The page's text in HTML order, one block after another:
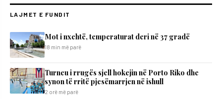
LAJMET E FUNDIT
Mot i nxehtë, temperaturat deri në 37 gradë
18 min më parë
Turneu i rrugës sjell hokejin në Porto Riko dhe
synon të rritë pjesëmarrjen në ishull
2 orë më parë